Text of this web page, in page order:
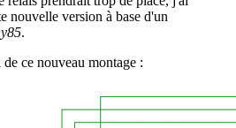
nouvelle version à base d'un
.
ce nouveau montage :